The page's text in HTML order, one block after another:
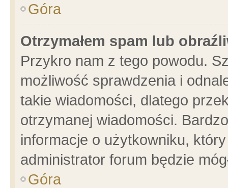
Góra
Otrzymałem spam lub
Przykro nam z tego powodu.
możliwość sprawdzenia i
takie wiadomości, dlatego
otrzymanej wiadomości.
informacje o użytkowniku,
administrator forum będzie
Góra